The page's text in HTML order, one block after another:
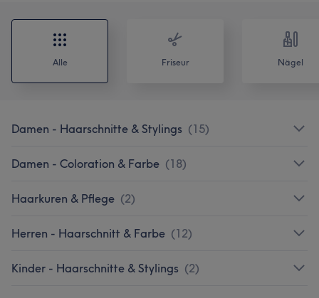
Alle Friseur Nägel
Damen - Haarschnitte & Stylings (15)
Damen - Coloration & Farbe (18)
Haarkuren & Pflege (2)
Herren - Haarschnitt & Farbe (12)
Kinder - Haarschnitte & Stylings (2)